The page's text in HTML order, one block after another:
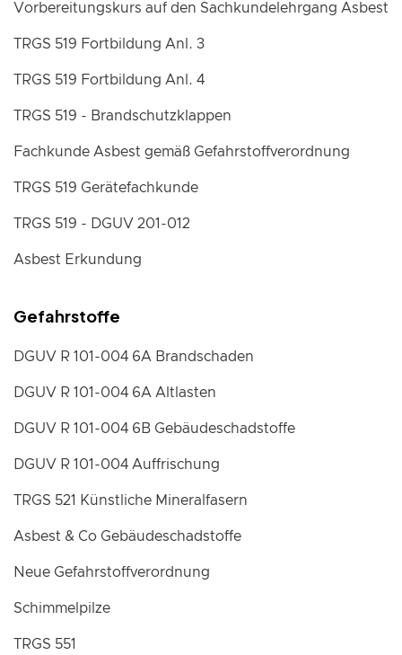
Vorbereitungskurs auf den Sachkundelehrgang Asbest
TRGS 519 Fortbildung Anl. 3
TRGS 519 Fortbildung Anl. 4
TRGS 519 - Brandschutzklappen
Fachkunde Asbest gemäß Gefahrstoffverordnung
TRGS 519 Gerätefachkunde
TRGS 519 - DGUV 201-012
Asbest Erkundung
Gefahrstoffe
DGUV R 101-004 6A Brandschaden
DGUV R 101-004 6A Altlasten
DGUV R 101-004 6B Gebäudeschadstoffe
DGUV R 101-004 Auffrischung
TRGS 521 Künstliche Mineralfasern
Asbest & Co Gebäudeschadstoffe
Neue Gefahrstoffverordnung
Schimmelpilze
TRGS 551